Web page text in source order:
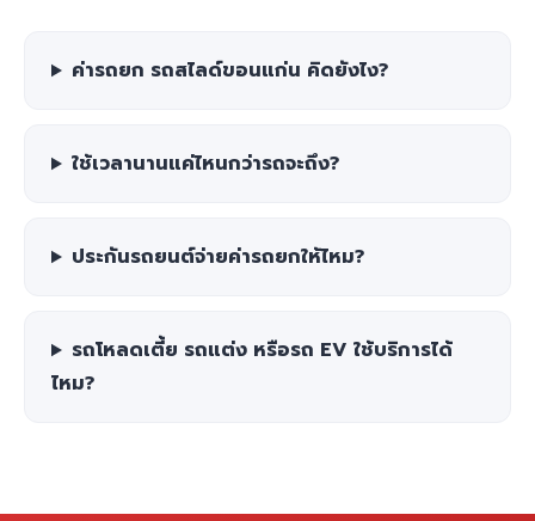
ค่ารถยก รถสไลด์ขอนแก่น คิดยังไง?
ใช้เวลานานแค่ไหนกว่ารถจะถึง?
ประกันรถยนต์จ่ายค่ารถยกให้ไหม?
รถโหลดเตี้ย รถแต่ง หรือรถ EV ใช้บริการได้
ไหม?